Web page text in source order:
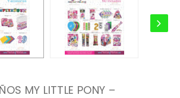
MY LITTLE PONY –